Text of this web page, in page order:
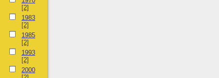
[2]
1983
[2]
1985
[2]
1993
[2]
2000